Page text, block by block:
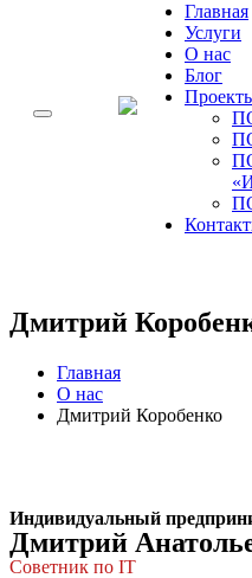
Toggle navigation
Главная
Услуги
О нас
Блог
Дмитрий
Главная
О нас
Дмитрий Коробенко
Индивидуальный
Дмитрий
Советник по IT